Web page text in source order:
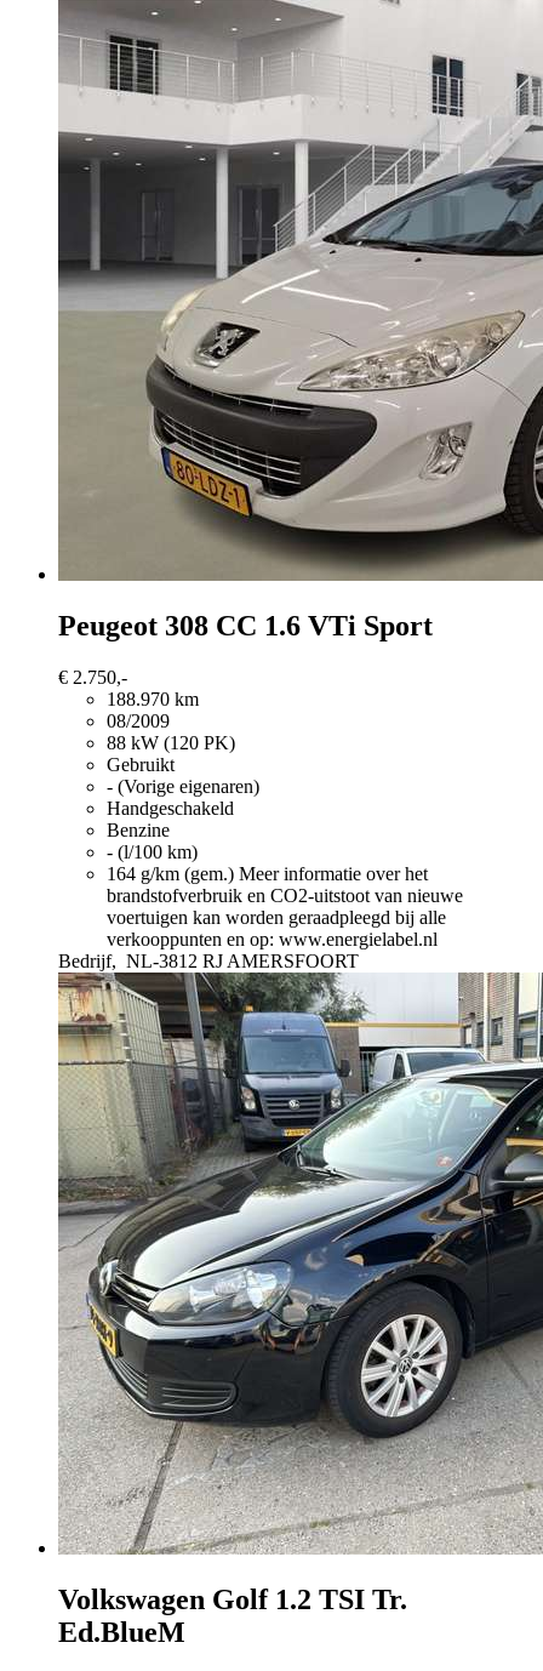
Peugeot 308 CC 1.6 VTi Sport
€ 2.750,-
188.970 km
08/2009
88 kW (120 PK)
Gebruikt
- (Vorige eigenaren)
Handgeschakeld
Benzine
- (l/100 km)
164 g/km (gem.) Meer informatie over het
brandstofverbruik en CO2-uitstoot van nieuwe
voertuigen kan worden geraadpleegd bij alle
verkooppunten en op: www.energielabel.nl
Bedrijf, NL-3812 RJ AMERSFOORT
Volkswagen Golf 1.2 TSI Tr.
Ed.BlueM